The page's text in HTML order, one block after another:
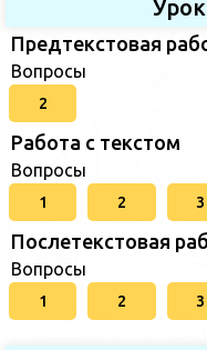
Предтекстовая
Вопросы
2
Работа с текстом
Вопросы
1 2 3
Послетекстовая
Вопросы
1 2 3